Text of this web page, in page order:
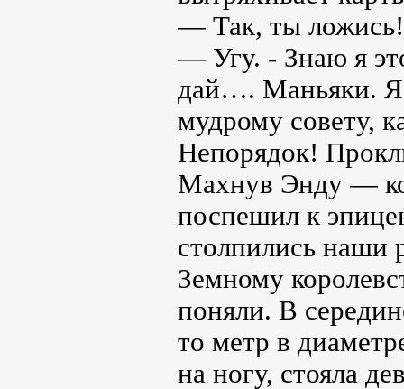
— Так, ты
— Угу. - Знаю я
дай…. Маньяки. Я
мудрому совету,
Непорядок!
Махнув Энду —
поспешил к
столпились наши
Земному
поняли. В
то метр в
на ногу, стояла